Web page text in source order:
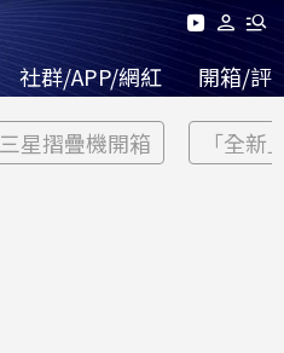
社群/APP/網紅 開箱/評
三星摺疊機開箱 「全新